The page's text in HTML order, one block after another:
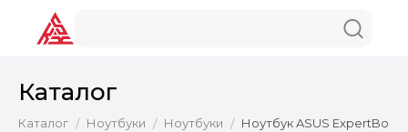
Каталог
Каталог / Ноутбуки / Ноутбуки / Ноутбук ASUS ExpertBook